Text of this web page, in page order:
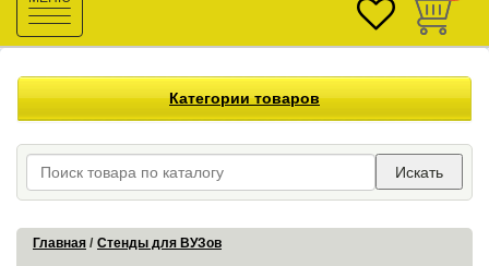
Toggle
navigation
Категории товаров
Искать
Главная Стенды для ВУЗов